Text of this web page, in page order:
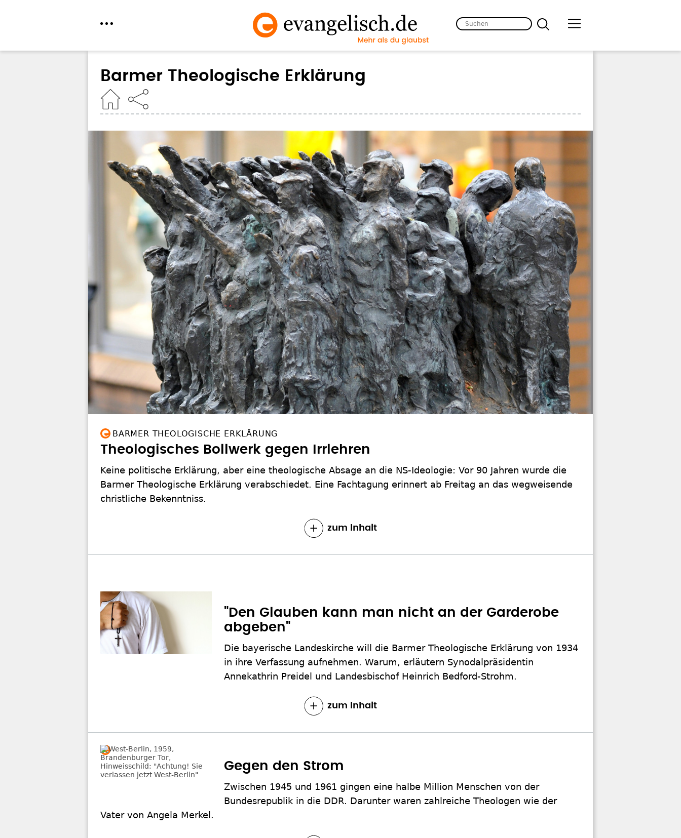
Barmer Theologische Erklärung
BARMER THEOLOGISCHE ERKLÄRUNG
Theologisches Bollwerk gegen Irrlehren
Keine politische Erklärung, aber eine theologische Absage an die NS-Ideologie: Vor 90 Jahren wurde die
Barmer Theologische Erklärung verabschiedet. Eine Fachtagung erinnert ab Freitag an das wegweisende
christliche Bekenntniss.
zum Inhalt
"Den Glauben kann man nicht an der Garderobe
abgeben"
Die bayerische Landeskirche will die Barmer Theologische Erklärung von 1934
in ihre Verfassung aufnehmen. Warum, erläutern Synodalpräsidentin
Annekathrin Preidel und Landesbischof Heinrich Bedford-Strohm.
zum Inhalt
Gegen den Strom
Zwischen 1945 und 1961 gingen eine halbe Million Menschen von der
Bundesrepublik in die DDR. Darunter waren zahlreiche Theologen wie der
Vater von Angela Merkel.